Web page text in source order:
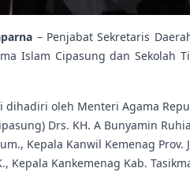
– Penjabat Sekretaris
Islam Cipasung dan Sekolah
dihadiri oleh Menteri Agama
Drs. KH. A Bunyamin
Kepala Kanwil Kemenag Prov.
Kepala Kankemenag Kab.